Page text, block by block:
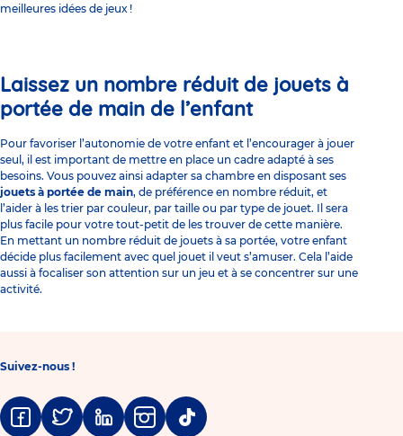
meilleures idées de jeux !
Laissez un nombre réduit de jouets à
portée de main de l’enfant
Pour favoriser l’autonomie de votre enfant et l’encourager à jouer
seul, il est important de mettre en place un cadre adapté à ses
besoins. Vous pouvez ainsi adapter sa chambre en disposant ses
jouets à portée de main, de préférence en nombre réduit, et
l’aider à les trier par couleur, par taille ou par type de jouet. Il sera
plus facile pour votre tout-petit de les trouver de cette manière.
En mettant un nombre réduit de jouets à sa portée, votre enfant
décide plus facilement avec quel jouet il veut s’amuser. Cela l’aide
aussi à focaliser son attention sur un jeu et à se concentrer sur une
activité.
Suivez-nous !
FacebookTwitter LinkedinInstagramTiktok